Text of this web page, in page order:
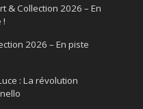
& Collection 2026 – En
!
2026 – En piste
: La révolution